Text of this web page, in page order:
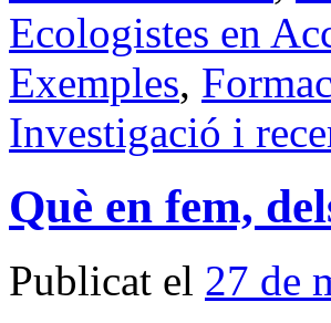
Ecologistes en
Exemples,
Investigació i
Què en fem,
Publicat el 27 de